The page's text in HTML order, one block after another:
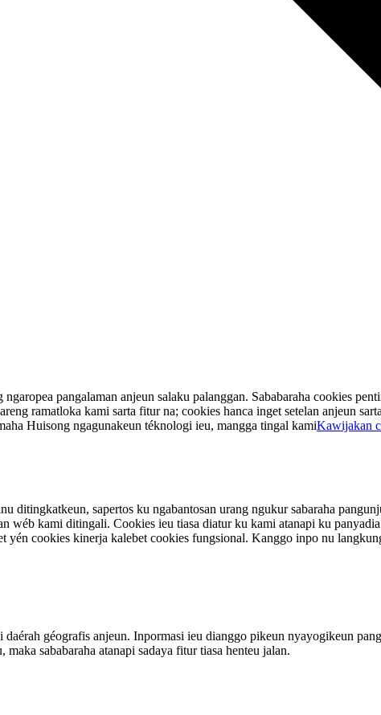
pangalaman anjeun salaku palanggan. Sababaraha cookies
ramatloka kami sarta fitur na; cookies hanca inget setelan anjeun
Huisong ngagunakeun téknologi ieu, mangga tingal kamiKawijakan
ditingkatkeun, sapertos ku ngabantosan urang ngukur sabaraha
wéb kami ditingali. Cookies ieu tiasa diatur ku kami atanapi ku
yén cookies kinerja kalebet cookies fungsional. Kanggo inpo nu
géografis anjeun. Inpormasi ieu dianggo pikeun nyayogikeun
sababaraha atanapi sadaya fitur tiasa henteu jalan.